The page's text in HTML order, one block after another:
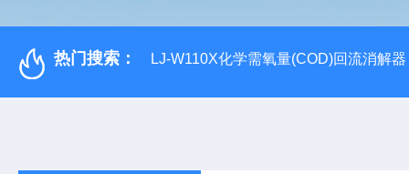
热门搜索： LJ-W110X化学需氧量(COD)回流消解器